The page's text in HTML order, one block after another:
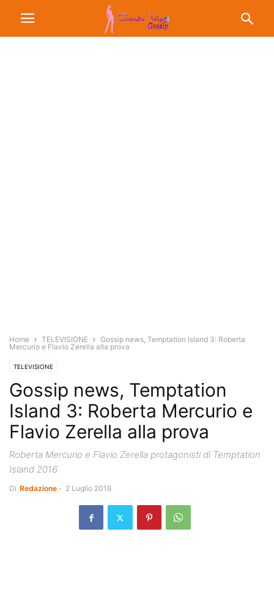
Home TELEVISIONE
Gossip news, Temptation Island 3: Roberta
Mercurio e Flavio Zerella alla prova
TELEVISIONE
Gossip news, Temptation
Island 3: Roberta Mercurio e
Flavio Zerella alla prova
Roberta Mercurio e Flavio Zerella protagonisti di Temptation
Island 2016
Di Redazione - 2 Luglio 2016